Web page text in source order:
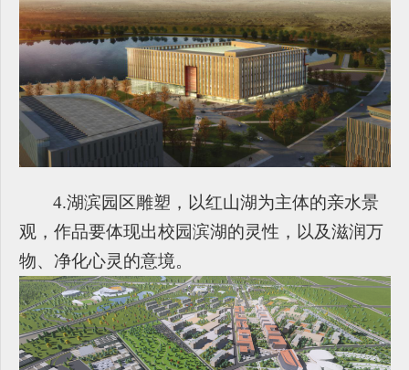
4.湖滨园区雕塑，以红山湖为主体的亲水景
观，作品要体现出校园滨湖的灵性，以及滋润万
物、净化心灵的意境。